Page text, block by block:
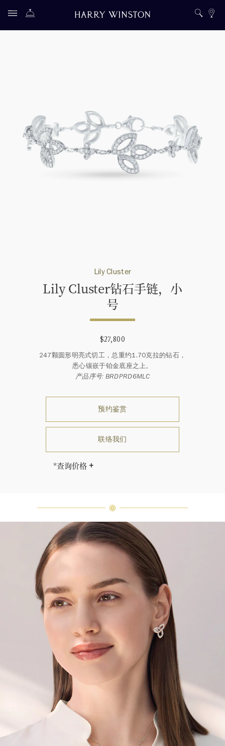
Lily Cluster
Lily Cluster钻石手链，小
号
$27,800
247颗圆形明亮式切工，总重约1.70克拉的钻石，
悉心镶嵌于铂金底座之上。
产品序号: BRDPRD6MLC
预约鉴赏
联络我们
*查询价格
宝石皆与众不同而采用独特镶嵌方
式，重量和宝石的等级亦不尽相同。
如有疑问，敬请咨询客户服务。